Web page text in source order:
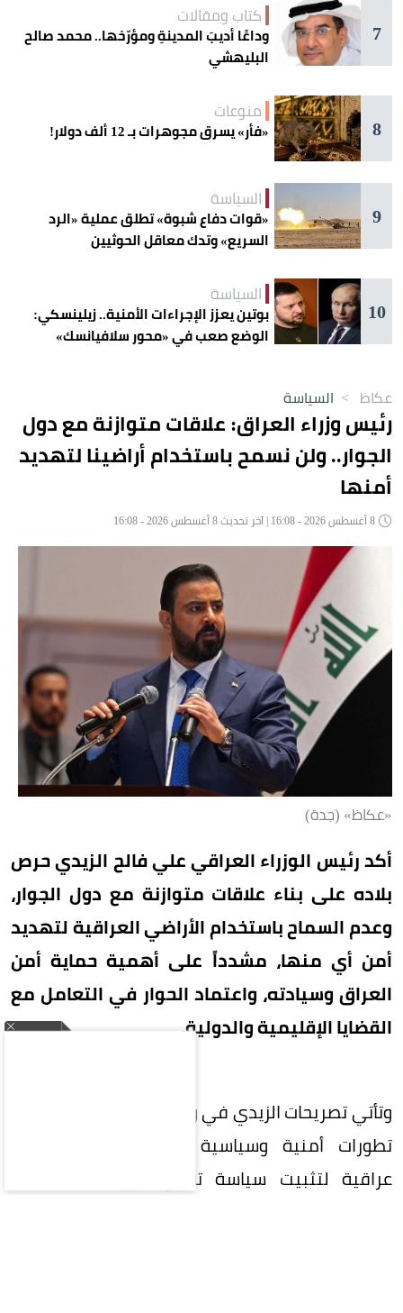
7
كتاب ومقالات
وداعًا أديبَ المدينةِ ومؤرّخها.. محمد صالح
البليهشي
8
منوعات
«فأر» يسرق مجوهرات بـ 12 ألف دولار!
9
السياسة
«قوات دفاع شبوة» تطلق عملية «الرد
السريع» وتدك معاقل الحوثيين
10
السياسة
بوتين يعزز الإجراءات الأمنية.. زيلينسكي:
الوضع صعب في «محور سلافيانسك»
عكاظ > السياسة
رئيس وزراء العراق: علاقات متوازنة مع دول
الجوار.. ولن نسمح باستخدام أراضينا لتهديد
أمنها
«عكاظ» (جدة)
أكد رئيس الوزراء العراقي علي فالح الزيدي حرص
بلاده على بناء علاقات متوازنة مع دول الجوار،
وعدم السماح باستخدام الأراضي العراقية لتهديد
أمن أي منها، مشدداً على أهمية حماية أمن
العراق وسيادته، واعتماد الحوار في التعامل مع
القضايا الإقليمية والدولية.
وتأتي تصريحات الزيدي في وقت تشهد فيه المنطقة
تطورات أمنية وسياسية متسارعة، وسط مساعٍ
عراقية لتثبيت سياسة تقوم على تجنيب البلاد